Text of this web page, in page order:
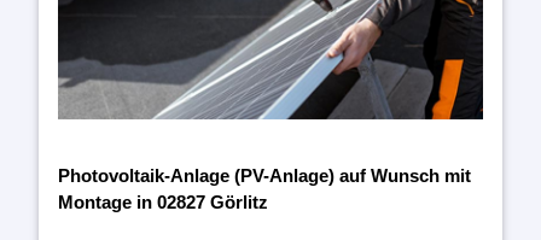
Photovoltaik-Anlage (PV-Anlage) auf Wunsch mit
Montage in 02827 Görlitz